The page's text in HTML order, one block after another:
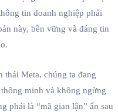
tin doanh nghiệp phải
này, bền vững và đáng tin
thái Meta, chúng ta đang
minh và không ngừng
phải là “mã gian lận” ẩn sau